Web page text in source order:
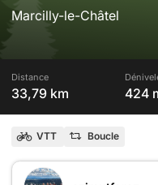
Marcilly-le-Châtel
Distance
33,79 km 424
VTT Boucle